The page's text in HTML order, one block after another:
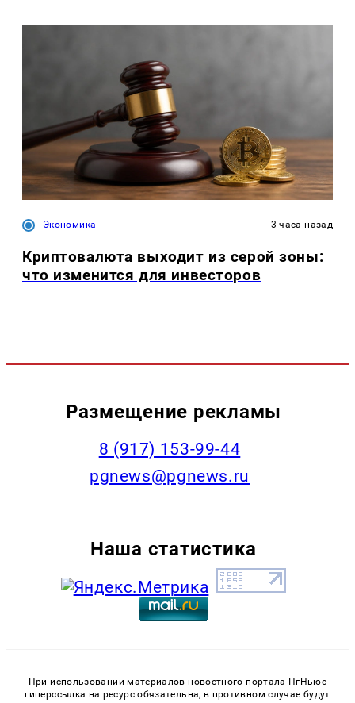
Экономика 3 часа назад
Криптовалюта выходит из серой зоны:
что изменится для инвесторов
Размещение рекламы
‭8 (917) 153-99-44
pgnews@pgnews.ru
Наша статистика
При использовании материалов новостного портала ПгНьюс
гиперссылка на ресурс обязательна, в противном случае будут